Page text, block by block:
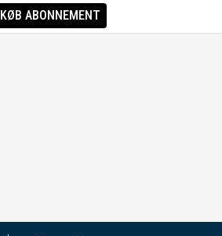
KØB ABONNEMENT